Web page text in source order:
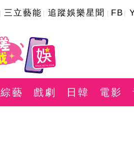
三立藝能 追蹤娛樂星聞 FB
綜藝 戲劇 日韓 電影